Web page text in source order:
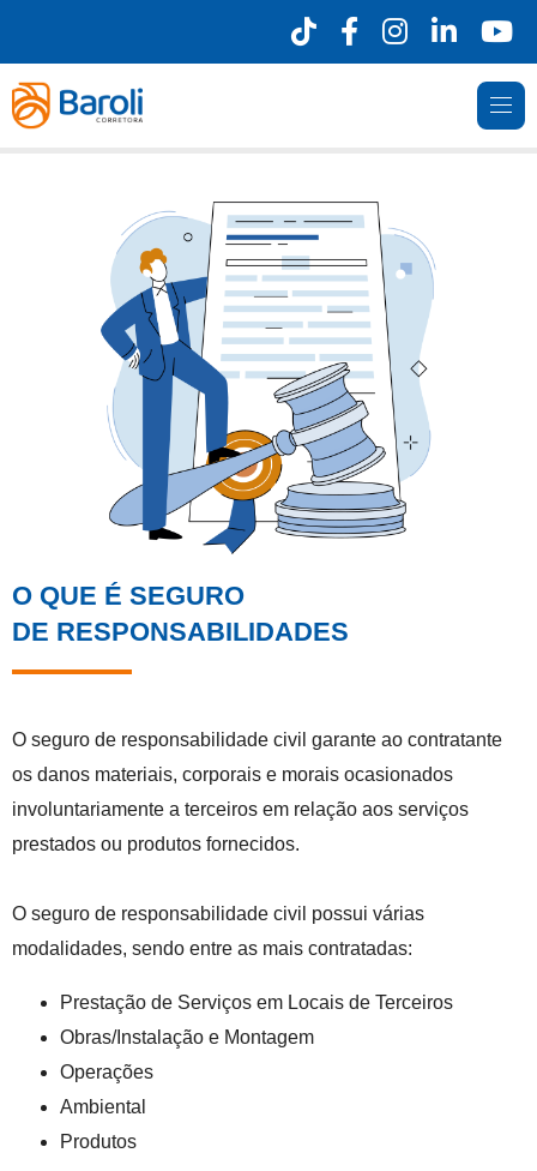
O QUE É SEGURO
DE RESPONSABILIDADES
O seguro de responsabilidade civil garante ao contratante
os danos materiais, corporais e morais ocasionados
involuntariamente a terceiros em relação aos serviços
prestados ou produtos fornecidos.
O seguro de responsabilidade civil possui várias
modalidades, sendo entre as mais contratadas:
Prestação de Serviços em Locais de Terceiros
Obras/Instalação e Montagem
Operações
Ambiental
Produtos